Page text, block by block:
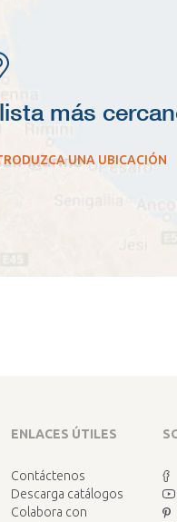
más
UNA UBICACIÓN
ENLACES ÚTILES
Contáctenos
Descarga catálogos
Colabora con